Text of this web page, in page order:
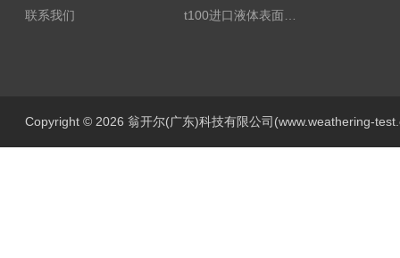
联系我们
t100进口液体表面张力测试仪
Copyright © 2026 翁开尔(广东)科技有限公司(www.weathering-